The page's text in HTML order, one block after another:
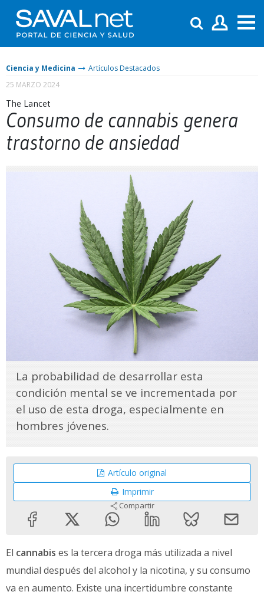
Ciencia y Medicina
Artículos Destacados
25 MARZO 2024
The Lancet
Consumo de cannabis genera
trastorno de ansiedad
La probabilidad de desarrollar esta
condición mental se ve incrementada por
el uso de esta droga, especialmente en
hombres jóvenes.
Artículo original
Imprimir
Compartir
El cannabis es la tercera droga más utilizada a nivel
mundial después del alcohol y la nicotina, y su consumo
va en aumento. Existe una incertidumbre constante